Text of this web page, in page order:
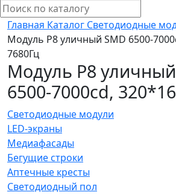
Главная Каталог Светодиодные
Модуль P8 уличный SMD 6500-
7680Гц
Модуль P8
6500-7000cd,
Светодиодные модули
LED-экраны
Медиафасады
Бегущие строки
Аптечные кресты
Светодиодный пол